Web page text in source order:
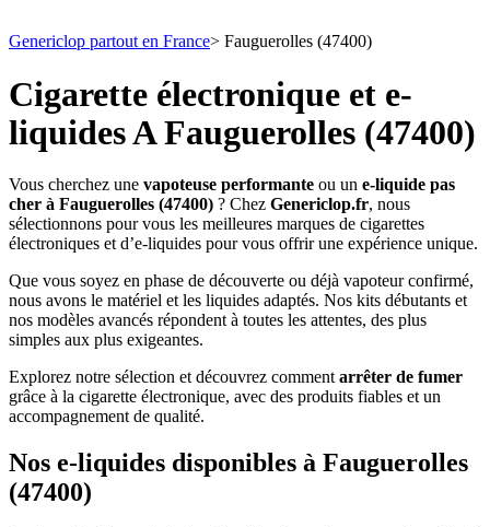
Genericlop partout en France> Fauguerolles (47400)
Cigarette électronique et e-
liquides A Fauguerolles (47400)
Vous cherchez une vapoteuse performante ou un e-liquide pas
cher à Fauguerolles (47400) ? Chez Genericlop.fr, nous
sélectionnons pour vous les meilleures marques de cigarettes
électroniques et d’e-liquides pour vous offrir une expérience unique.
Que vous soyez en phase de découverte ou déjà vapoteur confirmé,
nous avons le matériel et les liquides adaptés. Nos kits débutants et
nos modèles avancés répondent à toutes les attentes, des plus
simples aux plus exigeantes.
Explorez notre sélection et découvrez comment arrêter de fumer
grâce à la cigarette électronique, avec des produits fiables et un
accompagnement de qualité.
Nos e-liquides disponibles à Fauguerolles
(47400)